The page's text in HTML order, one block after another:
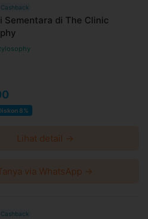
Sementara di The Clinic
8%
Lihat detail →
via WhatsApp →